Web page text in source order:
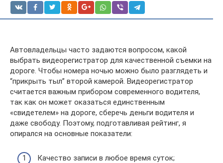
Автовладельцы часто задаются вопросом, какой
выбрать видеорегистратор для качественной съемки на
дороге. Чтобы номера ночью можно было разглядеть и
“прикрыть тыл” второй камерой. Видеорегистратор
считается важным прибором современного водителя,
так как он может оказаться единственным
«свидетелем» на дороге, сберечь деньги водителя и
даже свободу. Поэтому, подготавливая рейтинг, я
опирался на основные показатели:
Качество записи в любое время суток;